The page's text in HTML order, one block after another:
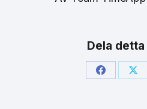
Dela
Share